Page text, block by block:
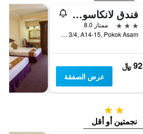
فندق لانكاسوكا لانكاوي
3 نجوم
ممتاز 8.0
Batu 3/4, A14-15, Pokok Asam, كواه, ماليزيا
92 ﷼
عرض الصفقة
2 نجمتين
نجمتين أو أقل